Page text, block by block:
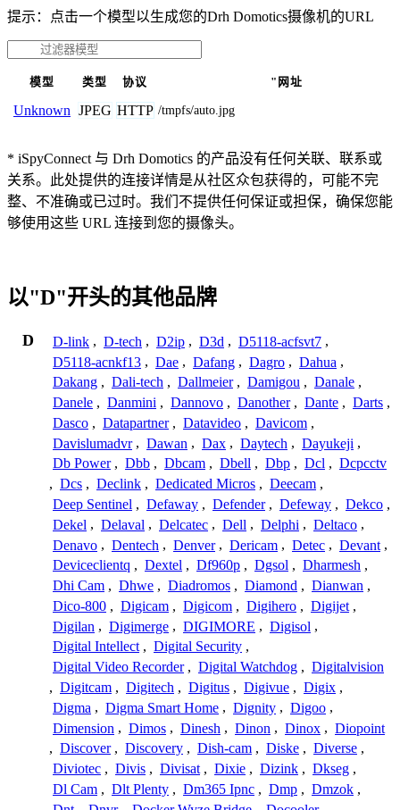
提示：点击一个模型以生成您的Drh Domotics摄像机的URL
模型 类型 协议 "网址
Unknown JPEG HTTP /tmpfs/auto.jpg
* iSpyConnect 与 Drh Domotics 的产品没有任何关联、联系或
关系。此处提供的连接详情是从社区众包获得的，可能不完
整、不准确或已过时。我们不提供任何保证或担保，确保您能
够使用这些 URL 连接到您的摄像头。
以"D"开头的其他品牌
D D-link , D-tech , D2ip , D3d , D5118-acfsvt7 ,
D5118-acnkf13 , Dae , Dafang , Dagro , Dahua ,
Dakang , Dali-tech , Dallmeier , Damigou , Danale ,
Danele , Danmini , Dannovo , Danother , Dante , Darts ,
Dasco , Datapartner , Datavideo , Davicom ,
Davislumadvr , Dawan , Dax , Daytech , Dayukeji ,
Db Power , Dbb , Dbcam , Dbell , Dbp , Dcl , Dcpcctv
, Dcs , Declink , Dedicated Micros , Deecam ,
Deep Sentinel , Defaway , Defender , Defeway , Dekco ,
Dekel , Delaval , Delcatec , Dell , Delphi , Deltaco ,
Denavo , Dentech , Denver , Dericam , Detec , Devant ,
Deviceclientq , Dextel , Df960p , Dgsol , Dharmesh ,
Dhi Cam , Dhwe , Diadromos , Diamond , Dianwan ,
Dico-800 , Digicam , Digicom , Digihero , Digijet ,
Digilan , Digimerge , DIGIMORE , Digisol ,
Digital Intellect , Digital Security ,
Digital Video Recorder , Digital Watchdog , Digitalvision
, Digitcam , Digitech , Digitus , Digivue , Digix ,
Digma , Digma Smart Home , Dignity , Digoo ,
Dimension , Dimos , Dinesh , Dinon , Dinox , Diopoint
, Discover , Discovery , Dish-cam , Diske , Diverse ,
Diviotec , Divis , Divisat , Dixie , Dizink , Dkseg ,
Dl Cam , Dlt Plenty , Dm365 Ipnc , Dmp , Dmzok ,